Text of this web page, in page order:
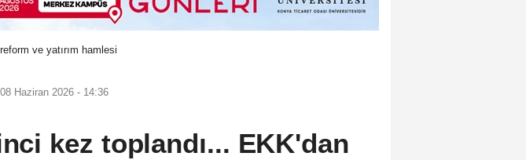
ve yatırım hamlesi
Haziran 2026 - 14:36
kez toplandı... EKK'dan